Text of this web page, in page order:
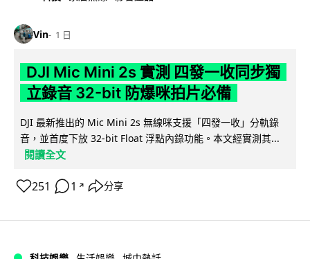
Vin 1 日
DJI Mic Mini 2s 實測 四發一收同步獨
立錄音 32-bit 防爆咪拍片必備
DJI 最新推出的 Mic Mini 2s 無線咪支援「四發一收」分軌錄
音，並首度下放 32-bit Float 浮點內錄功能。本文經實測其...
閱讀全文
251 1 ↗ 分享